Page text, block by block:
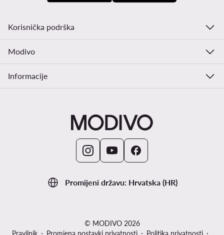
Promijeni državu: Hrvatska (HR)
Korisnička podrška
Modivo
Informacije
© MODIVO 2026
Pravilnik
Promjena postavki privatnosti Politika privatnosti